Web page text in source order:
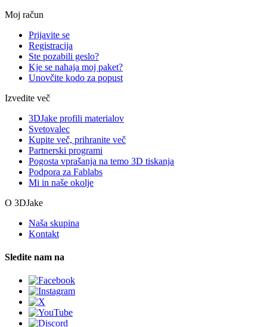
Moj račun
Prijavite se
Registracija
Ste pozabili geslo?
Kje se nahaja moj paket?
Unovčite kodo za popust
Izvedite več
3DJake profili materialov
Svetovalec
Kupite več, prihranite več
Partnerski programi
Pogosta vprašanja na temo 3D tiskanja
Podpora za Fablabs
Mi in naše okolje
O 3DJake
Naša skupina
Kontakt
Sledite nam na